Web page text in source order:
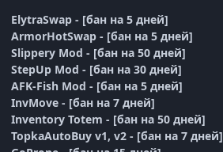
ElytraSwap - [бан на 5 дней]
ArmorHotSwap - [бан на 5 дней]
Slippery Mod - [бан на 50 дней]
StepUp Mod - [бан на 30 дней]
AFK-Fish Mod - [бан на 5 дней]
InvMove - [бан на 7 дней]
Inventory Totem - [бан на 50 дней]
TopkaAutoBuy v1, v2 - [бан на 7 дней]